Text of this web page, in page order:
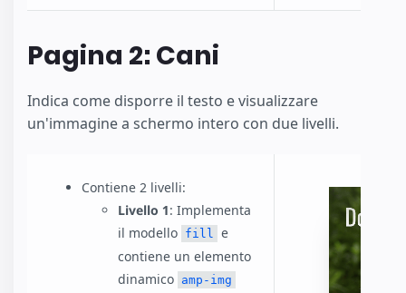
Pagina 2: Cani
Indica come disporre il testo e visualizzare
un'immagine a schermo intero con due livelli.
Contiene 2 livelli:
Livello 1: Implementa
il modello fill e
contiene un elemento
dinamico amp-img